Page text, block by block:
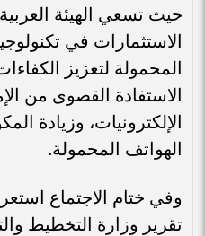
حيث تسعي الهيئة
الاستثمارات في
المحمولة لتعزيز
الاستفادة القصوى من
الإلكترونيات، وزيادة
الهواتف المحمولة.
وفي ختام الاجتماع
تقرير وزارة التخطيط